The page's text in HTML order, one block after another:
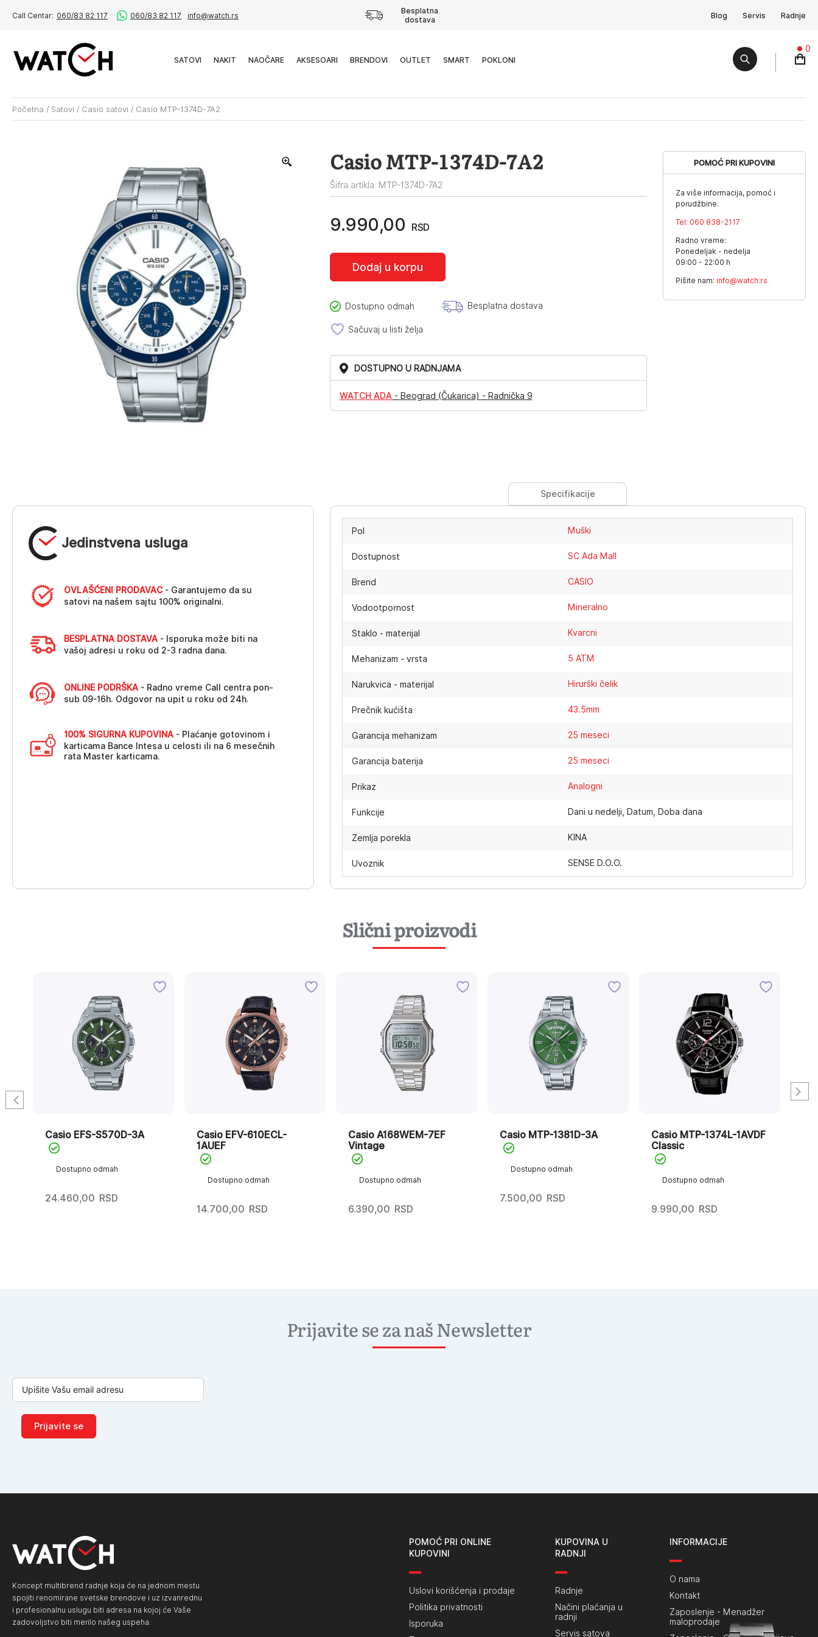
Call Centar: 060/83 82 117 060/83 82 117 info@watch.rs
Besplatna
dostava
Blog Servis Radnje
SATOVI NAKIT NAOČARE AKSESOARI BRENDOVI OUTLET SMART POKLONI
0
Početna / Satovi / Casio satovi / Casio MTP-1374D-7A2
Casio MTP-1374D-7A2
Šifra artikla: MTP-1374D-7A2
9.990,00 RSD
Dodaj u korpu
Dostupno odmah Besplatna dostava
Sačuvaj u listi želja
DOSTUPNO U RADNJAMA
WATCH ADA - Beograd (Čukarica) - Radnička 9
POMOĆ PRI KUPOVINI
Za više informacija, pomoć i
porudžbine.
Tel: 060 838-2117
Radno vreme:
Ponedeljak - nedelja
09:00 - 22:00 h
Pišite nam: info@watch.rs
Jedinstvena usluga
OVLAŠĆENI PRODAVAC- Garantujemo da su
satovi na našem sajtu 100% originalni.
BESPLATNA DOSTAVA - Isporuka može biti na
vašoj adresi u roku od 2-3 radna dana.
ONLINE PODRŠKA - Radno vreme Call centra pon-
sub 09-16h. Odgovor na upit u roku od 24h.
100% SIGURNA KUPOVINA - Plaćanje gotovinom i
karticama Bance Intesa u celosti ili na 6 mesečnih
rata Master karticama.
Specifikacije
Pol Muški
Dostupnost SC Ada Mall
Brend CASIO
Vodootpornost Mineralno
Staklo - materijal Kvarcni
Mehanizam - vrsta 5 ATM
Narukvica - materijal Hirurški čelik
Prečnik kućišta 43.5mm
Garancija mehanizam 25 meseci
Garancija baterija 25 meseci
Prikaz Analogni
Funkcije Dani u nedelji, Datum, Doba dana
Zemlja porekla KINA
Uvoznik SENSE D.O.O.
Slični proizvodi
Dostupno odmah
Casio EFS-S570D-3A
24.460,00 RSD
Dostupno odmah
Casio EFV-610ECL-
1AUEF
14.700,00 RSD
Dostupno odmah
Casio A168WEM-7EF
Vintage
6.390,00 RSD
Dostupno odmah
Casio MTP-1381D-3A
7.500,00 RSD
Dostupno odmah
Casio MTP-1374L-1AVDF
Classic
9.990,00 RSD
Prijavite se za naš Newsletter
Prijavite se
Koncept multibrend radnje koja će na jednom mestu
spojiti renomirane svetske brendove i uz izvanrednu
i profesionalnu uslugu biti adresa na kojoj će Vaše
zadovoljstvo biti merilo našeg uspeha.
POMOĆ PRI ONLINE
KUPOVINI
Uslovi korišćenja i prodaje
Politika privatnosti
Isporuka
KUPOVINA U
RADNJI
Radnje
Načini plaćanja u
radnji
Servis satova
INFORMACIJE
O nama
Kontakt
Zaposlenje - Menadžer
maloprodaje